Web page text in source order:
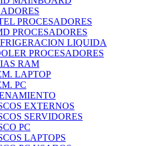
PROCESADORES
PROCESADORES
LIQUIDA
PROCESADORES
RAM
LAPTOP
PC
EXTERNOS
SERVIDORES
PC
LAPTOPS